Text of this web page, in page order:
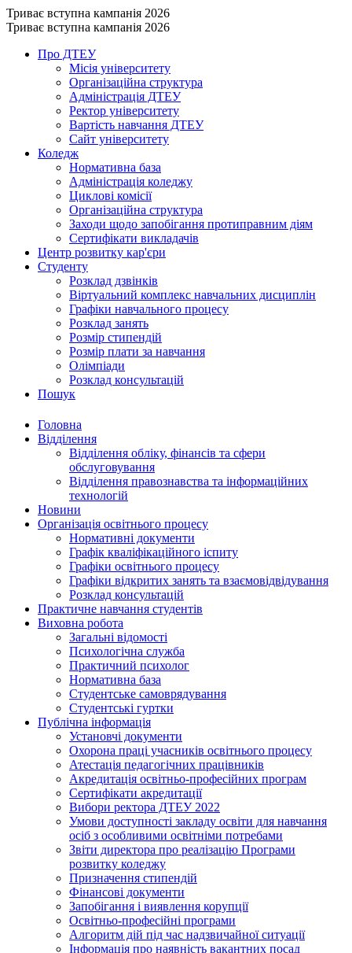
Триває вступна кампанія 2026
Триває вступна кампанія 2026
Про ДТЕУ
Місія університету
Організаційна структура
Адміністрація ДТЕУ
Ректор університету
Вартість навчання ДТЕУ
Сайт університету
Коледж
Нормативна база
Адміністрація коледжу
Циклові комісії
Організаційна структура
Заходи щодо запобігання протиправним діям
Сертифікати викладачів
Центр розвитку кар'єри
Студенту
Розклад дзвінків
Віртуальний комплекс навчальних дисциплін
Графіки навчального процесу
Розклад занять
Розмір стипендій
Розмір плати за навчання
Олімпіади
Розклад консультацій
Пошук
Головна
Відділення
Відділення обліку, фінансів та сфери
обслуговування
Відділення правознавства та інформаційних
технологій
Новини
Організація освітнього процесу
Нормативні документи
Графік кваліфікаційного іспиту
Графіки освітнього процесу
Графіки відкритих занять та взаємовідвідування
Розклад консультацій
Практичне навчання студентів
Виховна робота
Загальні відомості
Психологічна служба
Практичний психолог
Нормативна база
Студентське самоврядування
Студентські гуртки
Публічна інформація
Установчі документи
Охорона праці учасників освітнього процесу
Атестація педагогічних працівників
Акредитація освітньо-професійних програм
Сертифікати акредитації
Вибори ректора ДТЕУ 2022
Умови доступності закладу освіти для навчання
осіб з особливими освітніми потребами
Звіти директора про реалізацію Програми
розвитку коледжу
Призначення стипендій
Фінансові документи
Запобігання і виявлення корупції
Освітньо-професійні програми
Алгоритм дій під час надзвичайної ситуації
Інформація про наявність вакантних посад